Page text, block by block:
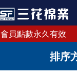
會員點數永久有效
排序